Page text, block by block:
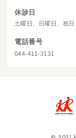
休診日
土曜日、日曜日、祝
電話番号
044-411-3131